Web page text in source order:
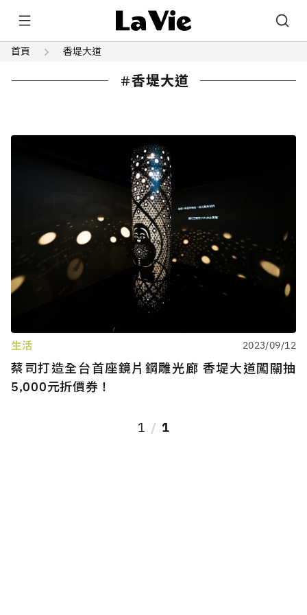
首頁 香堤大道
香堤大道
生活 2023/09/12
蔡司打造全台首座鏡片鋼雕光廊 香堤大道闖關抽
5,000元折價券！
1 1